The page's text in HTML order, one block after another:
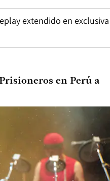
extendido en exclusiva
en Perú a